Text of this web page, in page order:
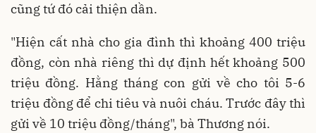
cũng tứ đó cải thiện dần.
"Hiện cất nhà cho gia đình thì khoảng 400 triệu
đồng, còn nhà riêng thì dự định hết khoảng 500
triệu đồng. Hằng tháng con gửi về cho tôi 5-6
triệu đồng để chi tiêu và nuôi cháu. Trước đây thì
gửi về 10 triệu đồng/tháng", bà Thương nói.